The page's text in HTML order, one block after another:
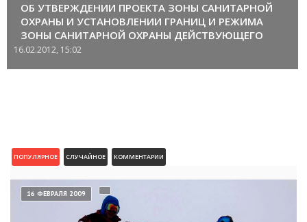
ОБ УТВЕРЖДЕНИИ ПРОЕКТА ЗОНЫ САНИТАРНОЙ
ОХРАНЫ И УСТАНОВЛЕНИИ ГРАНИЦ И РЕЖИМА
ЗОНЫ САНИТАРНОЙ ОХРАНЫ ДЕЙСТВУЮЩЕГО
ВОДОЗАБОРА ПОДЗЕМНЫХ ВОД В ПОСЕЛКЕ
16.02.2012, 15:02
ПОПУЛЯРНОЕ СЛУЧАЙНОЕ КОММЕНТАРИИ
16 ФЕВРАЛЯ 2009